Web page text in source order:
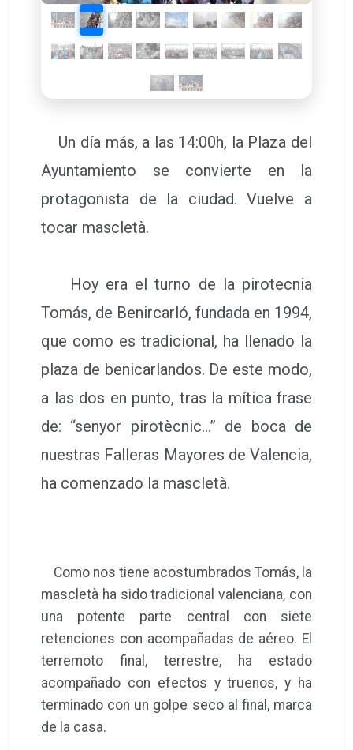
Un día más, a las 14:00h, la Plaza del
Ayuntamiento se convierte en la
protagonista de la ciudad. Vuelve a
tocar mascletà.
Hoy era el turno de la pirotecnia
Tomás, de Benircarló, fundada en 1994,
que como es tradicional, ha llenado la
plaza de benicarlandos. De este modo,
a las dos en punto, tras la mítica frase
de: “senyor pirotècnic…” de boca de
nuestras Falleras Mayores de Valencia,
ha comenzado la mascletà.
Como nos tiene acostumbrados Tomás, la
mascletà ha sido tradicional valenciana, con
una potente parte central con siete
retenciones con acompañadas de aéreo. El
terremoto final, terrestre, ha estado
acompañado con efectos y truenos, y ha
terminado con un golpe seco al final, marca
de la casa.